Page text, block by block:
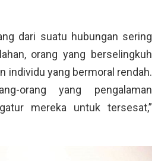
dari suatu hubungan sering
orang yang berselingkuh
individu yang bermoral rendah.
orang yang pengalaman
mereka untuk tersesat,”